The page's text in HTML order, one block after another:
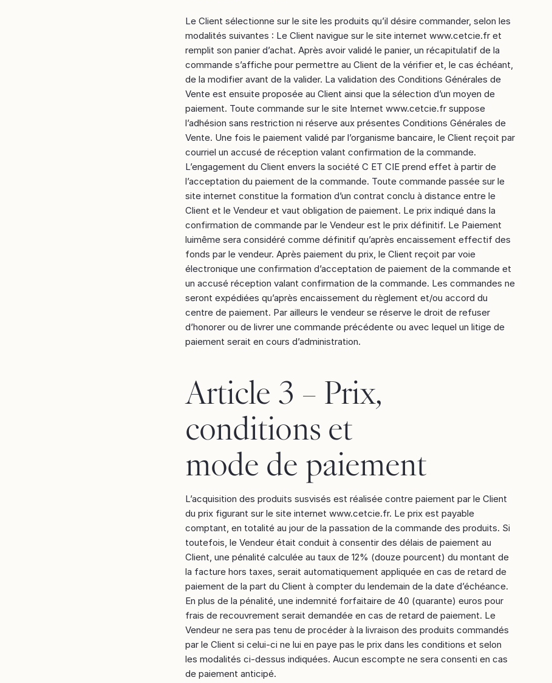
Le Client sélectionne sur le site les produits qu’il désire commander, selon les
modalités suivantes : Le Client navigue sur le site internet www.cetcie.fr et
remplit son panier d’achat. Après avoir validé le panier, un récapitulatif de la
commande s’affiche pour permettre au Client de la vérifier et, le cas échéant,
de la modifier avant de la valider. La validation des Conditions Générales de
Vente est ensuite proposée au Client ainsi que la sélection d’un moyen de
paiement. Toute commande sur le site Internet www.cetcie.fr suppose
l’adhésion sans restriction ni réserve aux présentes Conditions Générales de
Vente. Une fois le paiement validé par l’organisme bancaire, le Client reçoit par
courriel un accusé de réception valant confirmation de la commande.
L’engagement du Client envers la société C ET CIE prend effet à partir de
l’acceptation du paiement de la commande. Toute commande passée sur le
site internet constitue la formation d’un contrat conclu à distance entre le
Client et le Vendeur et vaut obligation de paiement. Le prix indiqué dans la
confirmation de commande par le Vendeur est le prix définitif. Le Paiement
luimême sera considéré comme définitif qu’après encaissement effectif des
fonds par le vendeur. Après paiement du prix, le Client reçoit par voie
électronique une confirmation d’acceptation de paiement de la commande et
un accusé réception valant confirmation de la commande. Les commandes ne
seront expédiées qu’après encaissement du règlement et/ou accord du
centre de paiement. Par ailleurs le vendeur se réserve le droit de refuser
d’honorer ou de livrer une commande précédente ou avec lequel un litige de
paiement serait en cours d’administration.
Article 3 – Prix,
conditions et
mode de paiement
L’acquisition des produits susvisés est réalisée contre paiement par le Client
du prix figurant sur le site internet www.cetcie.fr. Le prix est payable
comptant, en totalité au jour de la passation de la commande des produits. Si
toutefois, le Vendeur était conduit à consentir des délais de paiement au
Client, une pénalité calculée au taux de 12% (douze pourcent) du montant de
la facture hors taxes, serait automatiquement appliquée en cas de retard de
paiement de la part du Client à compter du lendemain de la date d’échéance.
En plus de la pénalité, une indemnité forfaitaire de 40 (quarante) euros pour
frais de recouvrement serait demandée en cas de retard de paiement. Le
Vendeur ne sera pas tenu de procéder à la livraison des produits commandés
par le Client si celui-ci ne lui en paye pas le prix dans les conditions et selon
les modalités ci-dessus indiquées. Aucun escompte ne sera consenti en cas
de paiement anticipé.